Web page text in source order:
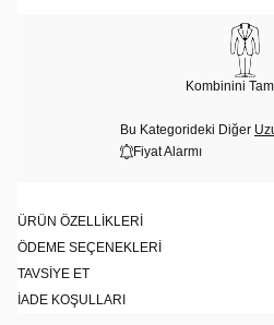
Kombinini
Bu Kategorideki Diğer
Fiyat Alarmı
ÜRÜN ÖZELLIKLERI
ÖDEME SEÇENEKLERI
TAVSIYE ET
İADE KOŞULLARI